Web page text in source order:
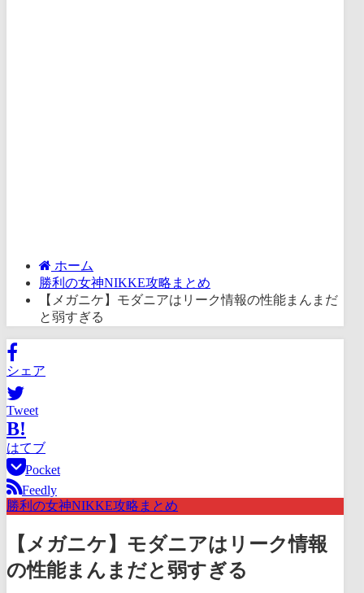
ホーム
勝利の女神NIKKE攻略まとめ
【メガニケ】モダニアはリーク情報の性能まんまだ
と弱すぎる
シェア
Tweet
B!
はてブ
Pocket
Feedly
勝利の女神NIKKE攻略まとめ
【メガニケ】モダニアはリーク情報
の性能まんまだと弱すぎる